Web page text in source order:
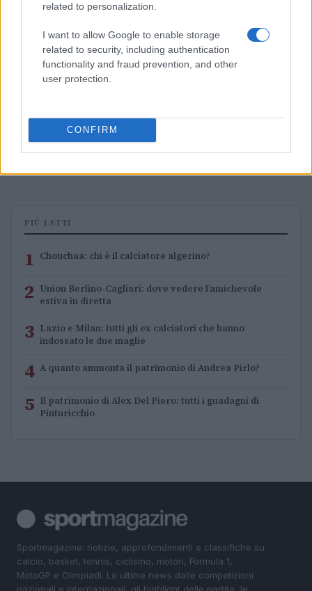
related to personalization.
I want to allow Google to enable storage
related to security, including authentication
functionality and fraud prevention, and other
user protection.
CONFIRM
LIV Golf New York 2026: Niemann in testa con un
impressionante vantaggio
PIÙ LETTI
1 Chouchaa: chi è il calciatore algerino?
2 Union Berlino-Cagliari: dove vedere l’amichevole
estiva in diretta
3 Lazio e Milan: tutti gli ex calciatori che hanno
indossato le due maglie
4 A quanto ammonta il patrimonio di Andrea Pirlo?
5 Il patrimonio di Alex Del Piero: tutti i guadagni di
Pinturicchio
Sportmagazine: notizie, approfondimenti e classifiche su
calcio, basket, tennis, ciclismo, motori, Formula 1,
MotoGP e Olimpiadi. Le ultime news dalle competizioni